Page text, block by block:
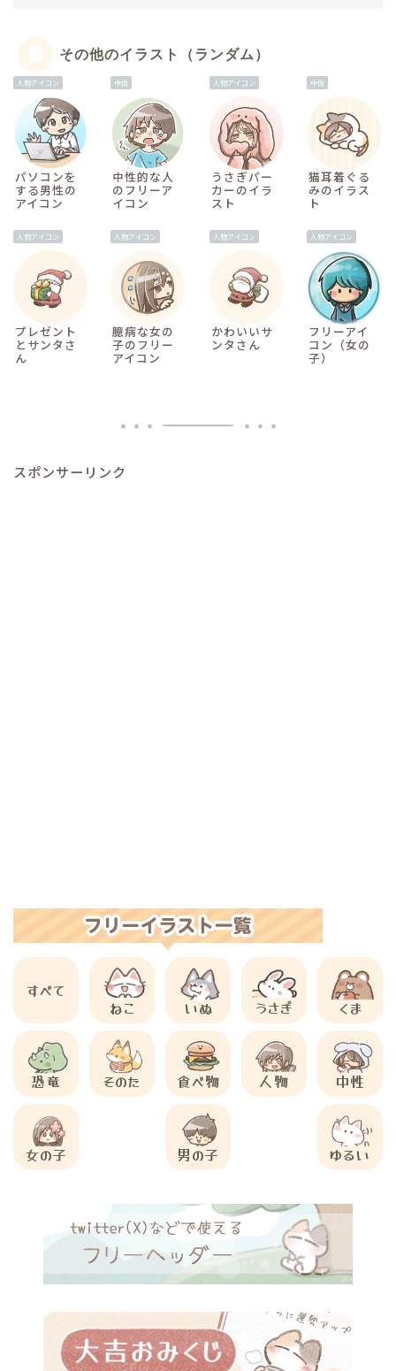
その他のイラスト（ランダム）
人物アイコン
パソコンを
する男性の
アイコン
中性
中性的な人
のフリーア
イコン
人物アイコン
うさぎパー
カーのイラ
スト
中性
猫耳着ぐる
みのイラス
ト
人物アイコン
プレゼント
とサンタさ
ん
人物アイコン
臆病な女の
子のフリー
アイコン
人物アイコン
かわいいサ
ンタさん
人物アイコン
フリーアイ
コン（女の
子）
スポンサーリンク
すべて
ねこ
いぬ うさぎ くま
恐竜 そのた 食べ物 人物 中性
女の子 男の子 ゆるい